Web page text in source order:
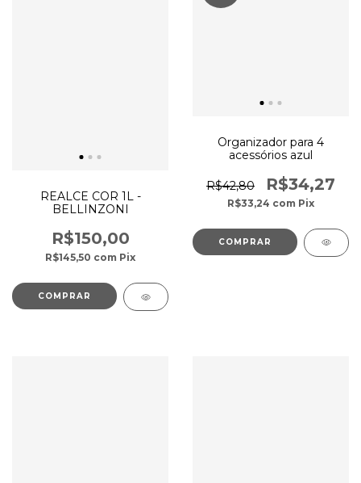
REALCE COR 1L -
BELLINZONI
R$150,00
R$145,50 com Pix
Organizador para 4
acessórios azul
R$42,80 R$34,27
R$33,24 com Pix